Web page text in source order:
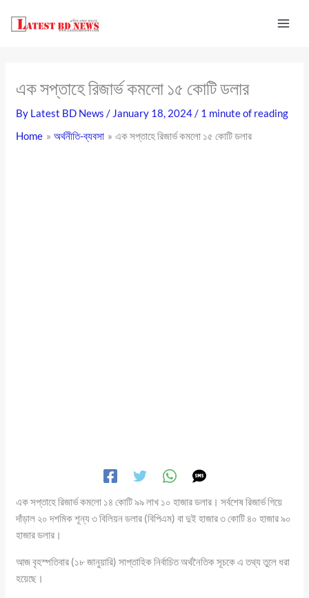
এক সপ্তাহে রিজার্ভ কমলো ১৫ কোটি ডলার
By Latest BD News/ January 18, 2024/ 1 minute of reading
Home
অর্থনীতি-ব্যবসা এক সপ্তাহে রিজার্ভ কমলো ১৫ কোটি ডলার
এক সপ্তাহে রিজার্ভ কমলো ১৪ কোটি ৯৯ লাখ ১০ হাজার ডলার। সর্বশেষ রিজার্ভ গিয়ে
দাঁড়াল ২০ দশমিক শূন্য ৩ বিলিয়ন ডলার (বিপিএম) বা দুই হাজার ৩ কোটি ৪০ হাজার ৯০
হাজার ডলার।
আজ বৃহস্পতিবার (১৮ জানুয়ারি) সাপ্তাহিক নির্বাচিত অর্থনৈতিক সূচকে এ তথ্য তুলে ধরা
হয়েছে।